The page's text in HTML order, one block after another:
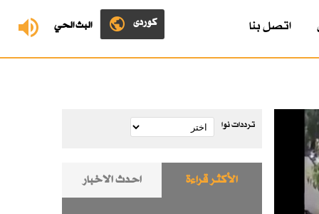
البث الحي کوردی اتصل بنا
ترددات نوا
الأكثر قراءة احدث الاخبار